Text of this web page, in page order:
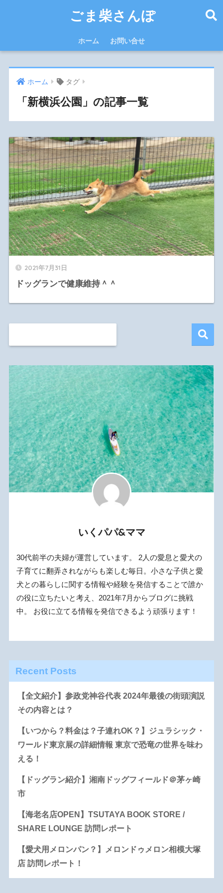
ごま柴さんぽ
ホーム お問い合せ
ホーム タグ
「新横浜公園」の記事一覧
2021年7月31日
ドッグランで健康維持＾＾
いくパパ&ママ
30代前半の夫婦が運営しています。 2人の愛息と愛犬の
子育てに翻弄されながらも楽しむ毎日。小さな子供と愛
犬との暮らしに関する情報や経験を発信することで誰か
の役に立ちたいと考え、2021年7月からブログに挑戦
中。 お役に立てる情報を発信できるよう頑張ります！
Recent Posts
【全文紹介】参政党神谷代表 2024年最後の街頭演説
その内容とは？
【いつから？料金は？子連れOK？】ジュラシック・
ワールド東京展の詳細情報 東京で恐竜の世界を味わ
える！
【ドッグラン紹介】湘南ドッグフィールド＠茅ヶ崎
市
【海老名店OPEN】TSUTAYA BOOK STORE /
SHARE LOUNGE 訪問レポート
【愛犬用メロンパン？】メロンドゥメロン相模大塚
店 訪問レポート！